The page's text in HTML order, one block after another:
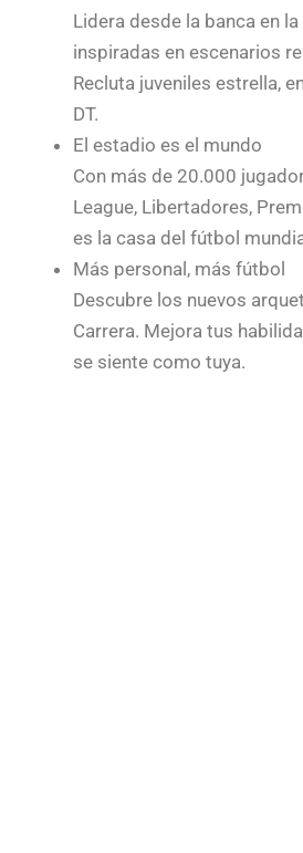
Lidera desde la banca en
inspiradas en escenarios
Recluta juveniles estrella,
DT.
El estadio es el mundo
Con más de 20.000
League, Libertadores,
es la casa del fútbol
Más personal, más fútbol
Descubre los nuevos
Carrera. Mejora tus
se siente como tuya.